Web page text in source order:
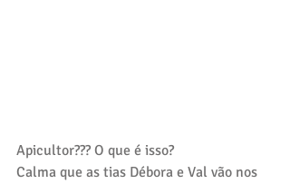
Apicultor??? O que é isso?
Calma que as tias Débora e Val vão nos